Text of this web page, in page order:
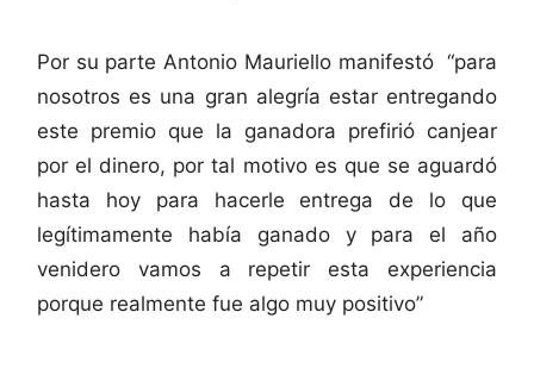
Por su parte Antonio Mauriello manifestó “para
nosotros es una gran alegría estar entregando
este premio que la ganadora prefirió canjear
por el dinero, por tal motivo es que se aguardó
hasta hoy para hacerle entrega de lo que
legítimamente había ganado y para el año
venidero vamos a repetir esta experiencia
porque realmente fue algo muy positivo”